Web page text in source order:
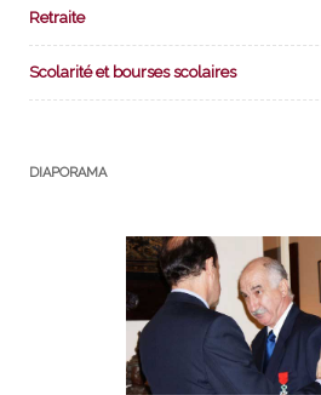
Retraite
Scolarité et bourses scolaires
DIAPORAMA